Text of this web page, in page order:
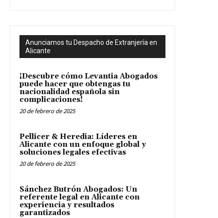
Anunciamos tu Despacho de Extranjería en
Alicante
¡Descubre cómo Levantia Abogados
puede hacer que obtengas tu
nacionalidad española sin
complicaciones!
20 de febrero de 2025
Pellicer & Heredia: Líderes en
Alicante con un enfoque global y
soluciones legales efectivas
20 de febrero de 2025
Sánchez Butrón Abogados: Un
referente legal en Alicante con
experiencia y resultados
garantizados